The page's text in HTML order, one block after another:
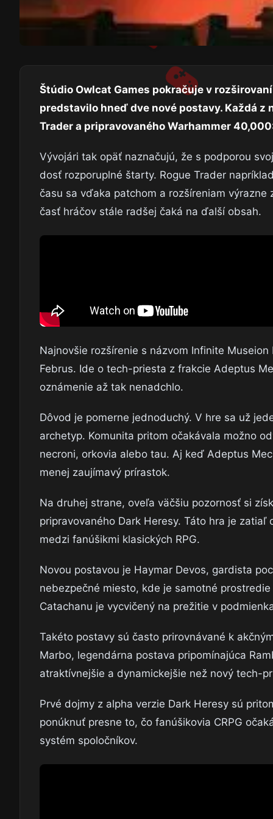
Štúdio Owlcat Games pokračuje v
predstavilo hneď dve nové postavy. Každá z
Trader a pripravovaného Warhammer
Vývojári tak opäť naznačujú, že s podporou
dosť rozporuplné štarty. Rogue Trader
času sa vďaka patchom a rozšíreniam
časť hráčov stále radšej čaká na ďalší obsah.
Najnovšie rozšírenie s názvom Infinite
Februs. Ide o tech-priesta z frakcie Adeptus
oznámenie až tak nenadchlo.
Dôvod je pomerne jednoduchý. V hre sa už
archetyp. Komunita pritom očakávala možno
necroni, orkovia alebo tau. Aj keď Adeptus
menej zaujímavý prírastok.
Na druhej strane, oveľa väčšiu pozornosť si
pripravovaného Dark Heresy. Táto hra je
medzi fanúšikmi klasických RPG.
Novou postavou je Haymar Devos, gardista
nebezpečné miesto, kde je samotné
Catachanu je vycvičený na prežitie v
Takéto postavy sú často prirovnávané k
Marbo, legendárna postava pripomínajúca
atraktívnejšie a dynamickejšie než nový tech-
Prvé dojmy z alpha verzie Dark Heresy sú
ponúknuť presne to, čo fanúšikovia CRPG
systém spoločníkov.